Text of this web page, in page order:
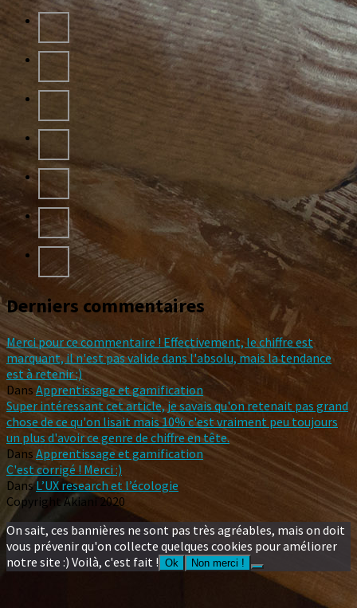
Derniers commentaires
Merci pour ce commentaire ! Effectivement, le chiffre est
marquant, il n'est pas valide dans l'absolu, mais la tendance
est à retenir :)
Dans Apprentissage et gamification
Super intéressant cet article, je savais qu'on retenait pas grand
chose de ce qu'on lisait mais 10% c'est vraiment peu toujours
un plus d'avoir ce genre de chiffre en tête.
Dans Apprentissage et gamification
C'est corrigé ! Merci :)
DansL’UX research et l’écologie
Copyright Akiani 2020
On sait, ces bannières ne sont pas très agréables, mais on doit
vous prévenir qu'on collecte quelques cookies pour améliorer
notre site :) Voilà, c'est fait ! Ok Non merci !